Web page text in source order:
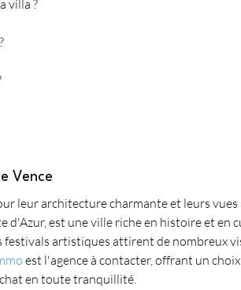
villa ?
Vence
leur architecture charmante et leurs
d'Azur, est une ville riche en histoire et
festivals artistiques attirent de nombreux
est l'agence à contacter, offrant un
en toute tranquillité.